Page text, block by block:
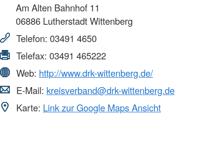
Am Alten Bahnhof 11
06886 Lutherstadt Wittenberg
Telefon: 03491 4650
Telefax: 03491 465222
Web: http://www.drk-wittenberg.de/
E-Mail: kreisverband@drk-wittenberg.de
Karte: Link zur Google Maps Ansicht